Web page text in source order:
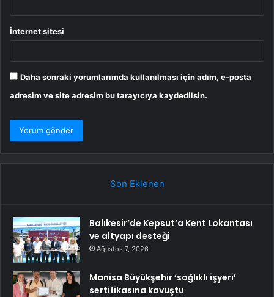
İnternet sitesi
Daha sonraki yorumlarımda kullanılması için adım, e-posta
adresim ve site adresim bu tarayıcıya kaydedilsin.
Son Eklenen
Balıkesir’de Kepsut’a Kent Lokantası
ve altyapı desteği
Ağustos 7, 2026
Manisa Büyükşehir ‘sağlıklı işyeri’
sertifikasına kavuştu